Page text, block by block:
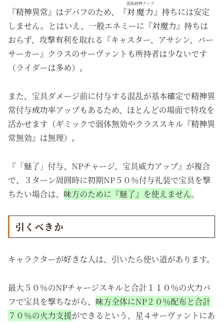
『精神異常』はデバフのため、『対魔力
弱体耐性アップ
』持ちには安定
しません。とはいえ、一般エネミーに『対魔力』持ちは
おらず、攻撃有利を取れる『キャスター、アサシン、バー
サーカー』クラスのサーヴァントも所持者は少ないです
（ライダーは多め）。
また、宝具ダメージ前に付与する混乱が基本確定で精神異
常付与成功率アップもあるため、ほとんどの場面で特攻を
活かせます（ギミックで弱体無効やクラススキル『精神異
常無効』は無理）。
『「魅了」付与、NPチャージ、宝具威力アップ』が複合
で、３ターン周回時に初期NP５０％付与礼装で宝具を撃
ちたい場合は、 味方のために『魅了』を使えません。
引くべきか
キャラクターが好きな人は、引いたら使い道があります。
最大５０％のNPチャージスキルと合計１１０％の火力バ
フで宝具を撃ちながら、 味方全体にNP２０％配布と合計
７０％の火力支援ができるという、星４サーヴァントにあ